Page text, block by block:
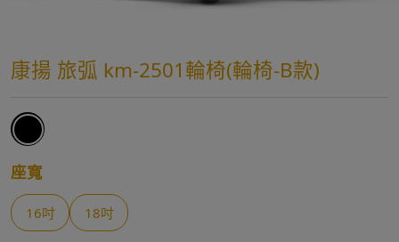
康揚 旅弧 km-2501輪椅(輪椅-B款)
座寬
16吋 18吋